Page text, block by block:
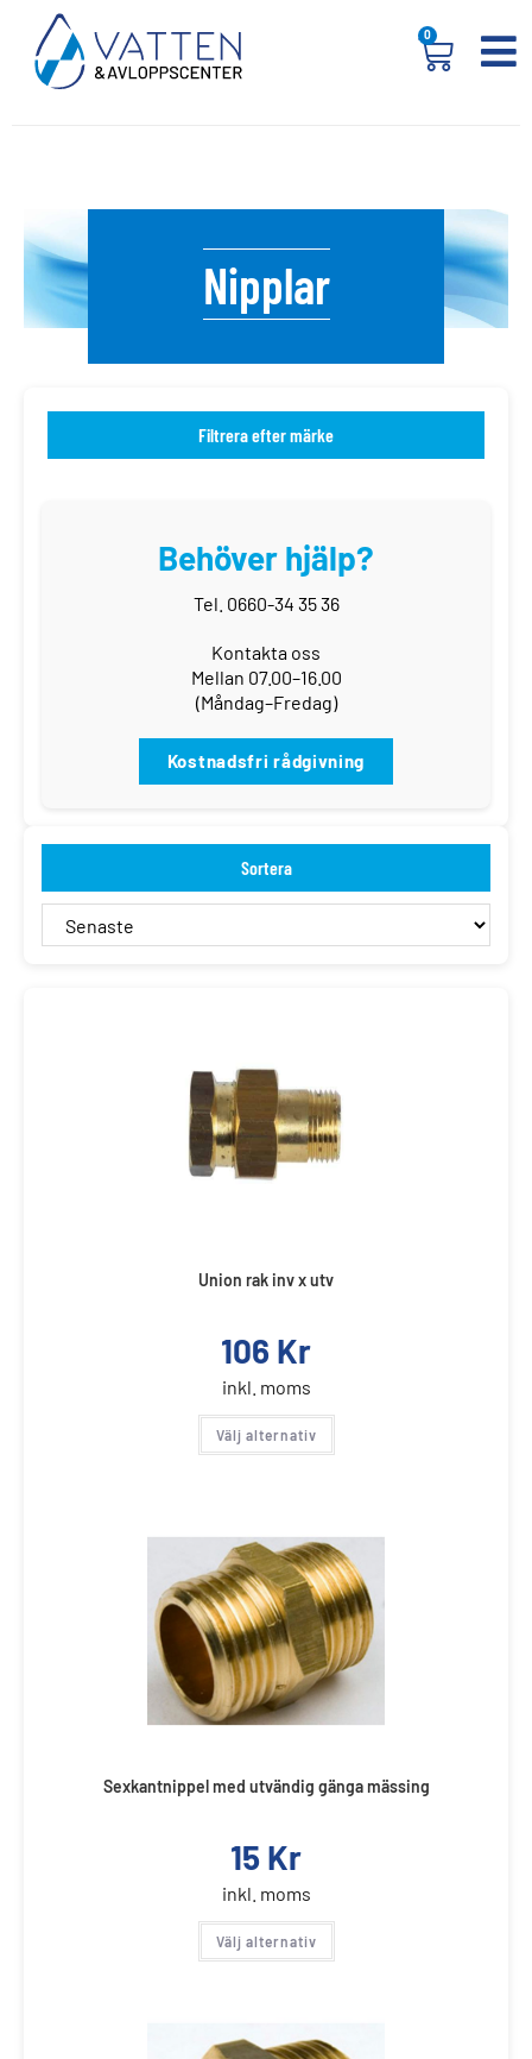
0
Nipplar
Filtrera efter märke
Behöver hjälp?
Tel. 0660-34 35 36
Kontakta oss
Mellan 07.00–16.00
(Måndag–Fredag)
Kostnadsfri rådgivning
Sortera
Union rak inv x utv
106 Kr
inkl. moms
Välj alternativ
Sexkantnippel med utvändig gänga mässing
15 Kr
inkl. moms
Välj alternativ